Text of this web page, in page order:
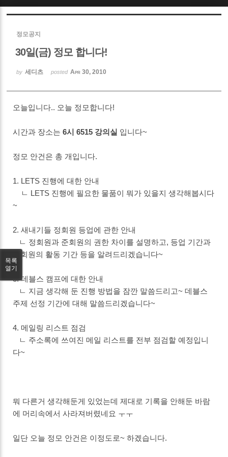
정모공지
30일(금) 정모 합니다!
by 세디츠 posted Apr 30, 2010
오늘입니다.. 오늘 정모합니다!
시간과 장소는6시 6515 강의실 입니다~
정모 안건은 총 개입니다.
1. LETS 진행에 대한 안내
ㄴ LETS 진행에 필요한 물품이 뭐가 있을지 생각해봅시다
~
2. 새내기들 정회원 등업에 관한 안내
ㄴ 정회원과 준회원의 권한 차이를 설명하고, 등업 기간과
준회원의 활동 기간 등을 알려드리겠습니다~
3. 데블스 캠프에 대한 안내
ㄴ 지금 생각해 둔 진행 방법을 잠깐 말씀드리고~ 데블스
주제 선정 기간에 대해 말씀드리겠습니다~
4. 메일링 리스트 점검
ㄴ 주소록에 쓰여진 메일 리스트를 전부 점검할 예정입니
다~
뭐 다른거 생각해둔게 있었는데 제대로 기록을 안해둔 바람
에 머리속에서 사라져버렸네요 ㅜㅜ
일단 오늘 정모 안건은 이정도로~ 하겠습니다.
목록
열기
Sketchbook5, 스케치북5
Sketchbook5, 스케치북5